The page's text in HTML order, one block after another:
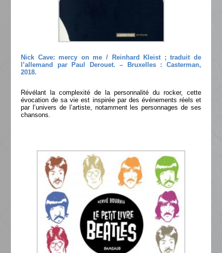
Nick Cave: mercy on me / Reinhard Kleist ; traduit de
l’allemand par Paul Derouet. – Bruxelles : Casterman,
2018.
Révélant la complexité de la personnalité du rocker, cette
évocation de sa vie est inspirée par des événements réels et
par l’univers de l’artiste, notamment les personnages de ses
chansons.